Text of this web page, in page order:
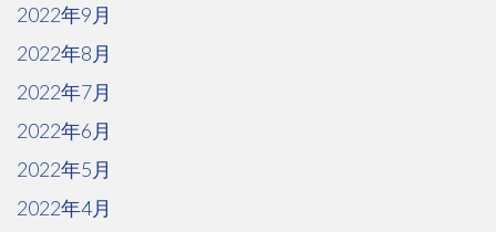
2022年9月
2022年8月
2022年7月
2022年6月
2022年5月
2022年4月